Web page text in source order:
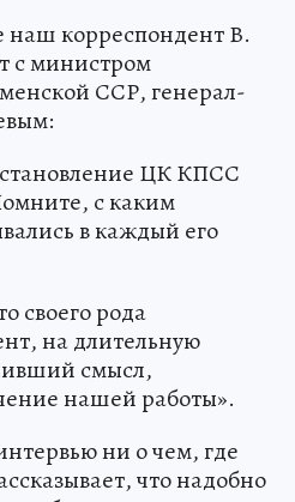
наш корреспондент В.
с министром
ССР, генерал-
ЦК КПСС
с каким
в каждый его
своего рода
на длительную
смысл,
нашей работы».
ни о чем, где
что надобно